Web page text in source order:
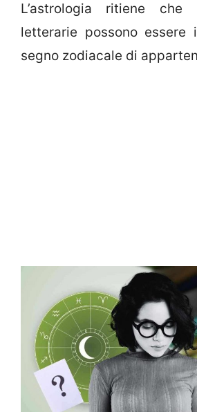
L’astrologia ritiene che
letterarie possono essere
segno zodiacale di